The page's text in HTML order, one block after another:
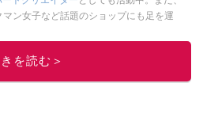
ン女子など話題のショップにも足を運
いしい！ シャトレーゼBOOK」などでグ
演実績あり。
を読む＞